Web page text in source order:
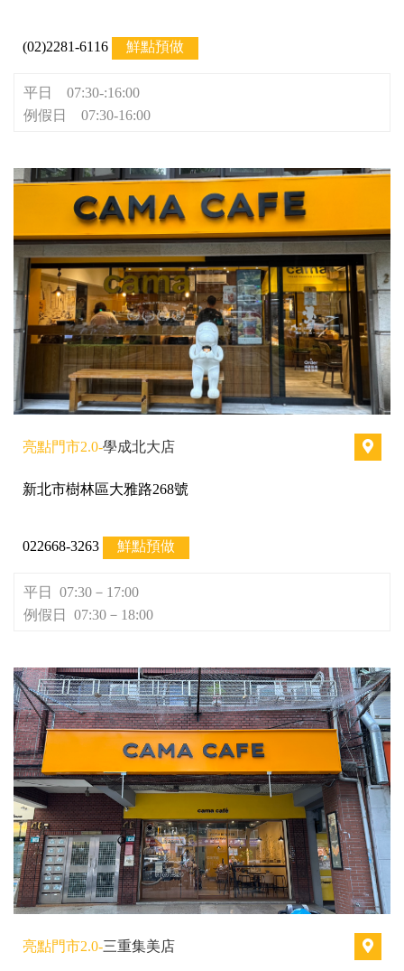
(02)2281-6116 鮮點預做
平日 07:30-:16:00
例假日 07:30-16:00
亮點門市2.0-學成北大店
新北市樹林區大雅路268號
022668-3263 鮮點預做
平日 07:30－17:00
例假日 07:30－18:00
亮點門市2.0-三重集美店